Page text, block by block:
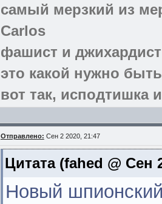
самый мерзкий из
Carlos
фашист и
это какой нужно
вот так, исподтишка
Отправлено: Сен 2 2020, 21:47
Цитата(fahed @ Сен
Новый